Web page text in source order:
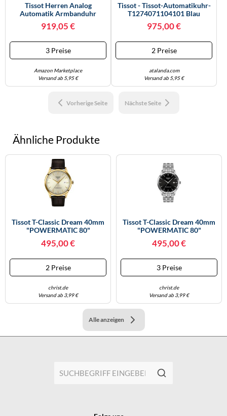
Tissot Herren Analog
Automatik Armbanduhr
Gentleman Powermatic 80
Swiss Made
919,05 €
3 Preise
Amazon Marketplace
Versand ab 5,95 €
Tissot - Tissot-Automatikuhr-
T1274071104101 Blau
975,00 €
2 Preise
atalanda.com
Versand ab 5,95 €
Vorherige Seite Nächste Seite
Ähnliche Produkte
Tissot T-Classic Dream 40mm
"POWERMATIC 80"
495,00 €
2 Preise
christ.de
Versand ab 3,99 €
Tissot T-Classic Dream 40mm
"POWERMATIC 80"
495,00 €
3 Preise
christ.de
Versand ab 3,99 €
Alle anzeigen